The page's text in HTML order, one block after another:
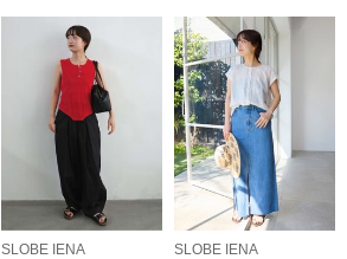
SLOBE IENA
SLOBE IENA